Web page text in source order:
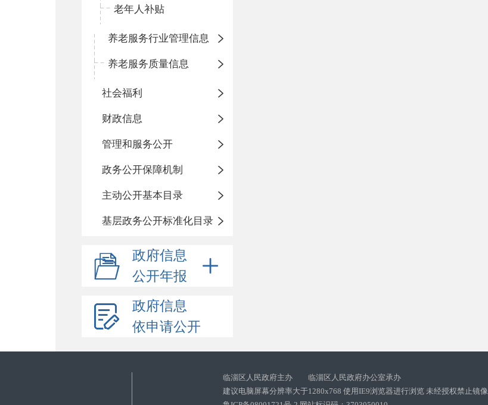
老年人补贴
养老服务行业管理信息
养老服务质量信息
社会福利
财政信息
管理和服务公开
政务公开保障机制
主动公开基本目录
基层政务公开标准化目录
政府信息
公开年报
政府信息
依申请公开
临淄区人民政府主办 临淄区人民政府办公室承办
建议电脑屏幕分辨率大于1280x768 使用IE9浏览器进行浏览 未经授权禁止镜像